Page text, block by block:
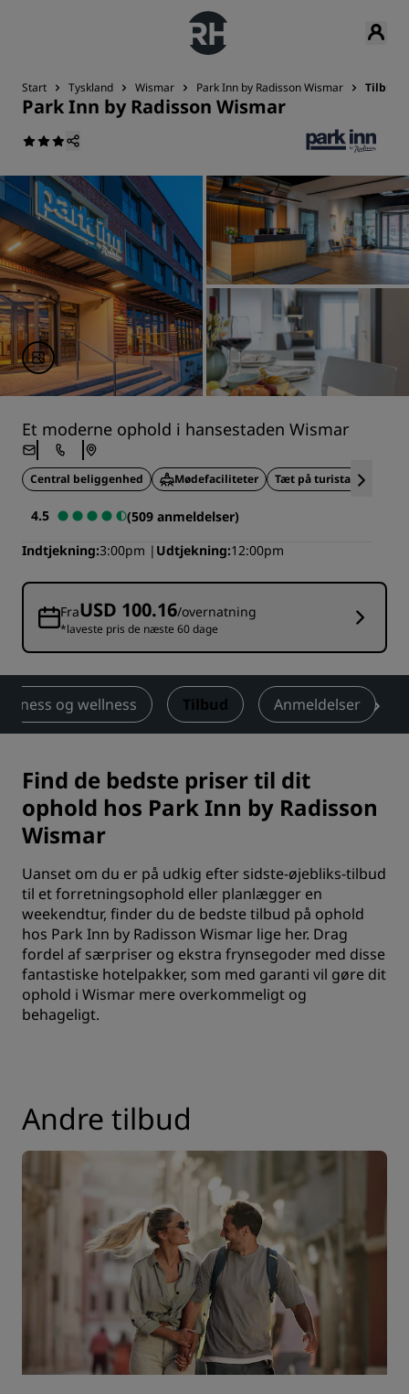
Start Tyskland Wismar Park Inn by Radisson Wismar Tilbud
Park Inn by Radisson Wismar
Et moderne ophold i hansestaden Wismar
Central beliggenhed Mødefaciliteter Tæt på turistattraktioner
4.5
(509 anmeldelser)
Indtjekning 3:00pm Udtjekning 12:00pm
FraUSD 100.16/overnatning
*laveste pris de næste 60 dage
Fitness og wellness Tilbud Anmeldelser
Find de bedste priser til dit
ophold hos Park Inn by Radisson
Wismar
Uanset om du er på udkig efter sidste-øjebliks-tilbud
til et forretningsophold eller planlægger en
weekendtur, finder du de bedste tilbud på ophold
hos Park Inn by Radisson Wismar lige her. Drag
fordel af særpriser og ekstra frynsegoder med disse
fantastiske hotelpakker, som med garanti vil gøre dit
ophold i Wismar mere overkommeligt og
behageligt.
Andre tilbud